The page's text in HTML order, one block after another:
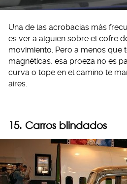
Una de las acrobacias más
es ver a alguien sobre el cofre
movimiento. Pero a menos que
magnéticas, esa proeza no es
curva o tope en el camino te
aires.
15. Carros blindados